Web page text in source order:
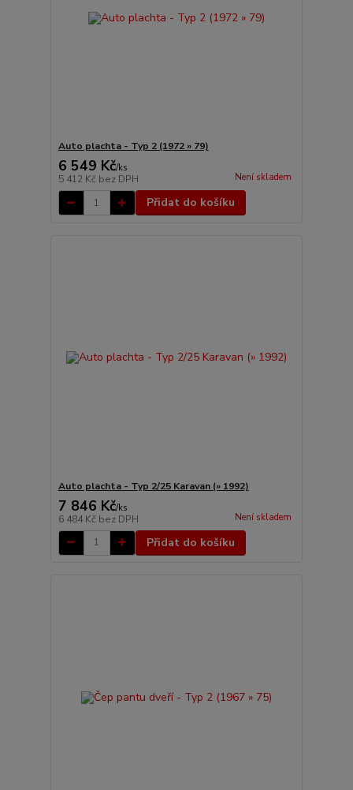
Auto plachta - Typ 2 (1972 » 79)
6 549 Kč/ks
5 412 Kč bez DPH Není skladem
Přidat do košíku
Auto plachta - Typ 2/25 Karavan (» 1992)
7 846 Kč/ks
6 484 Kč bez DPH Není skladem
Přidat do košíku